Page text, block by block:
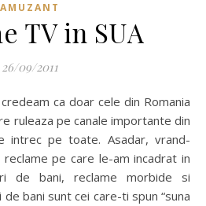
AMUZANT
TV in SUA
26/09/2011
ruleaza pe canale importante din
intrec pe toate. Asadar, vrand-
pe care le-am incadrat in
de bani, reclame morbide si
bani sunt cei care-ti spun “suna